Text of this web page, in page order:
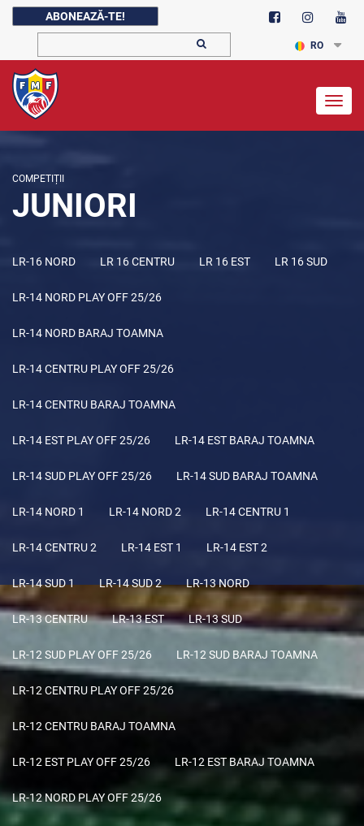
ABONEAZĂ-TE!
RO
COMPETIȚII
JUNIORI
LR-16 NORD LR 16 CENTRU LR 16 EST LR 16 SUD
LR-14 NORD PLAY OFF 25/26
LR-14 NORD BARAJ TOAMNA
LR-14 CENTRU PLAY OFF 25/26
LR-14 CENTRU BARAJ TOAMNA
LR-14 EST PLAY OFF 25/26 LR-14 EST BARAJ TOAMNA
LR-14 SUD PLAY OFF 25/26 LR-14 SUD BARAJ TOAMNA
LR-14 NORD 1 LR-14 NORD 2 LR-14 CENTRU 1
LR-14 CENTRU 2 LR-14 EST 1 LR-14 EST 2
LR-14 SUD 1 LR-14 SUD 2 LR-13 NORD
LR-13 CENTRU LR-13 EST LR-13 SUD
LR-12 SUD PLAY OFF 25/26 LR-12 SUD BARAJ TOAMNA
LR-12 CENTRU PLAY OFF 25/26
LR-12 CENTRU BARAJ TOAMNA
LR-12 EST PLAY OFF 25/26 LR-12 EST BARAJ TOAMNA
LR-12 NORD PLAY OFF 25/26